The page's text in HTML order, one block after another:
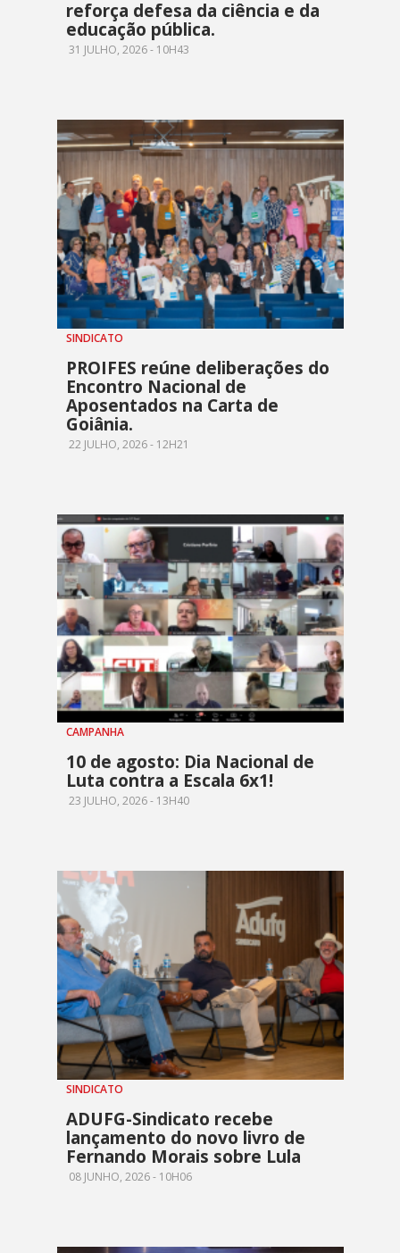
reforça defesa da ciência e da
educação pública.
31 JULHO, 2026 - 10H43
SINDICATO
PROIFES reúne deliberações do
Encontro Nacional de
Aposentados na Carta de
Goiânia.
22 JULHO, 2026 - 12H21
CAMPANHA
10 de agosto: Dia Nacional de
Luta contra a Escala 6x1!
23 JULHO, 2026 - 13H40
SINDICATO
ADUFG-Sindicato recebe
lançamento do novo livro de
Fernando Morais sobre Lula
08 JUNHO, 2026 - 10H06